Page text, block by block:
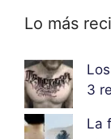
Lo más
3
La